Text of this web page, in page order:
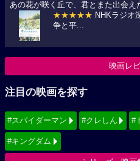
あの花が咲く丘で、君とまた出会え
★★★★★ NHKラジオ
争と平...
映画レ
注目の映画を探す
#スパイダーマン #クレしん #
#キングダム